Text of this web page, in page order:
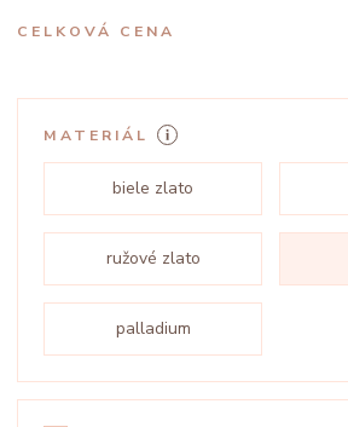
CELKOVÁ CENA
MATERIÁL
biele zlato
ružové zlato
palladium